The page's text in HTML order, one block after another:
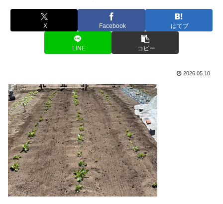
X Facebook はてブ
LINE コピー
2026.05.10